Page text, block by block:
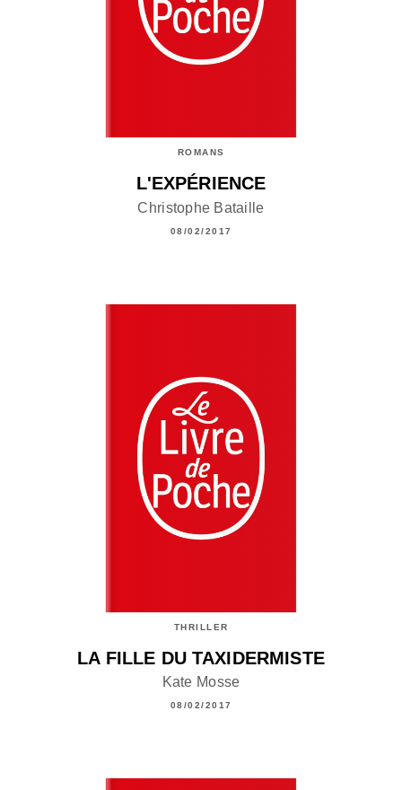
ROMANS
L'EXPÉRIENCE
Christophe Bataille
08/02/2017
THRILLER
LA FILLE DU TAXIDERMISTE
Kate Mosse
08/02/2017